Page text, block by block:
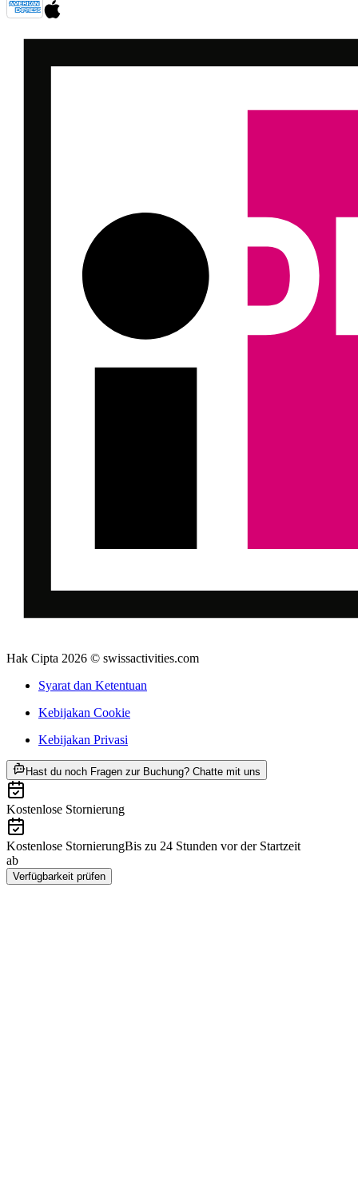
Hak Cipta 2026 © swissactivities.com
Syarat dan Ketentuan
Kebijakan Cookie
Kebijakan Privasi
Hast du noch Fragen zur Buchung? Chatte mit uns
Kostenlose Stornierung
Kostenlose StornierungBis zu 24 Stunden vor der Startzeit
ab
Verfügbarkeit prüfen